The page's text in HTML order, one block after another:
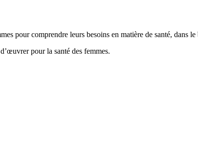
pour comprendre leurs besoins en matière de santé, dans
pour la santé des femmes.